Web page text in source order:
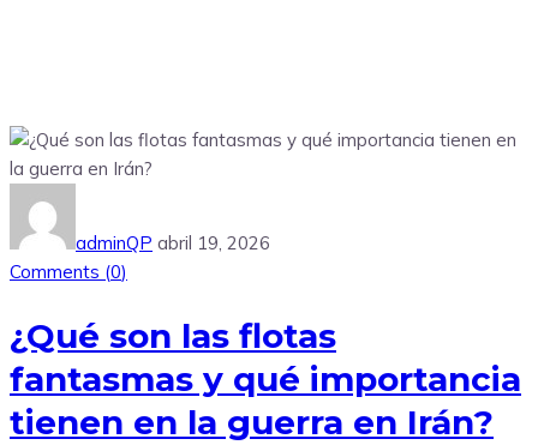
adminQP abril 19, 2026
Comments (0)
¿Qué son las flotas
fantasmas y qué importancia
tienen en la guerra en Irán?